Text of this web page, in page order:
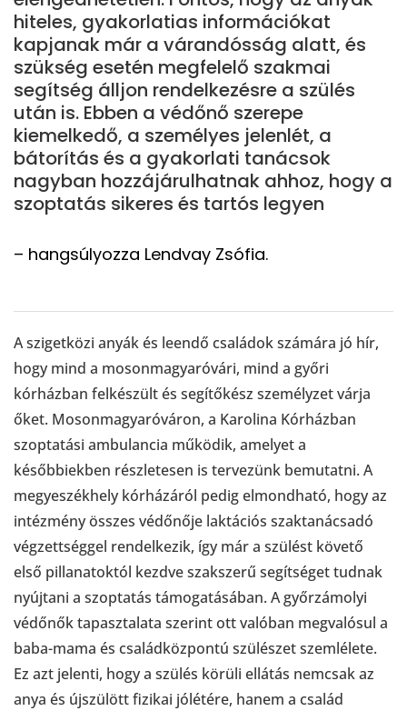
hiteles, gyakorlatias információkat
kapjanak már a várandósság alatt, és
szükség esetén megfelelő szakmai
segítség álljon rendelkezésre a szülés
után is. Ebben a védőnő szerepe
kiemelkedő, a személyes jelenlét, a
bátorítás és a gyakorlati tanácsok
nagyban hozzájárulhatnak ahhoz, hogy a
szoptatás sikeres és tartós legyen
– hangsúlyozza Lendvay Zsófia.
A szigetközi anyák és leendő családok számára jó hír,
hogy mind a mosonmagyaróvári, mind a győri
kórházban felkészült és segítőkész személyzet várja
őket. Mosonmagyaróváron, a Karolina Kórházban
szoptatási ambulancia működik, amelyet a
későbbiekben részletesen is tervezünk bemutatni. A
megyeszékhely kórházáról pedig elmondható, hogy az
intézmény összes védőnője laktációs szaktanácsadó
végzettséggel rendelkezik, így már a szülést követő
első pillanatoktól kezdve szakszerű segítséget tudnak
nyújtani a szoptatás támogatásában. A győrzámolyi
védőnők tapasztalata szerint ott valóban megvalósul a
baba-mama és családközpontú szülészet szemlélete.
Ez azt jelenti, hogy a szülés körüli ellátás nemcsak az
anya és újszülött fizikai jólétére, hanem a család